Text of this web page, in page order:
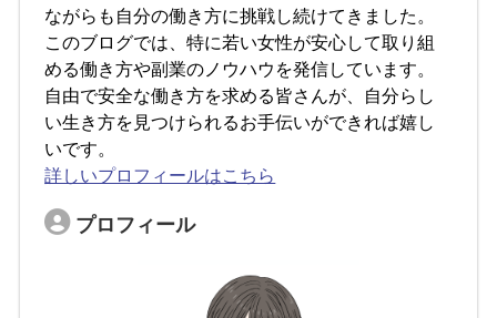
ながらも自分の働き方に挑戦し続けてきました。
このブログでは、特に若い女性が安心して取り組
める働き方や副業のノウハウを発信しています。
自由で安全な働き方を求める皆さんが、自分らし
い生き方を見つけられるお手伝いができれば嬉し
いです。
詳しいプロフィールはこちら
プロフィール